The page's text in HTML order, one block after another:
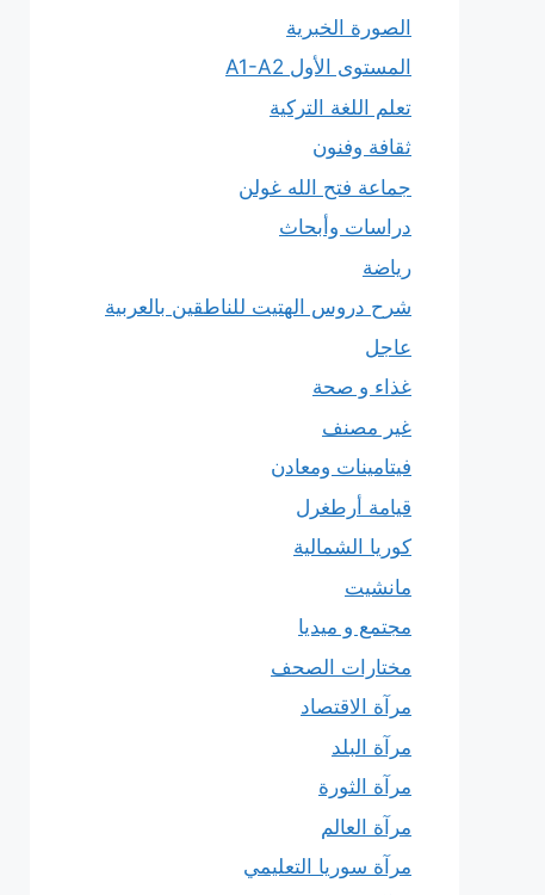
الصورة الخبرية
المستوى الأول A1-A2
تعلم اللغة التركية
ثقافة وفنون
جماعة فتح الله غولن
دراسات وأبحاث
رياضة
شرح دروس الهتيت للناطقين بالعربية
عاجل
غذاء و صحة
غير مصنف
فيتامينات ومعادن
قيامة أرطغرل
كوريا الشمالية
مانشيت
مجتمع و ميديا
مختارات الصحف
مرآة الاقتصاد
مرآة البلد
مرآة الثورة
مرآة العالم
مرآة سوريا التعليمي